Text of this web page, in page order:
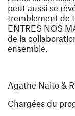
peut aussi se
tremblement de
ENTRES NOS
de la
ensemble.
Agathe Naito &
Chargées du